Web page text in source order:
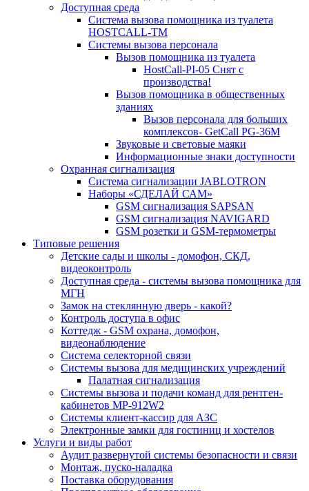
Доступная среда
Система вызова помощника из туалета
HOSTCALL-TM
Системы вызова персонала
Вызов помощника из туалета
HostCall-PI-05 Снят с
производства!
Вызов помощника в общественных
зданиях
Вызов персонала для больших
комплексов- GetCall PG-36M
Звуковые и световые маяки
Информационные знаки доступности
Охранная сигнализация
Система сигнализации JABLOTRON
Наборы «СДЕЛАЙ САМ»
GSM сигнализация SAPSAN
GSM сигнализация NAVIGARD
GSM розетки и GSM-термометры
Типовые решения
Детские сады и школы - домофон, СКД,
видеоконтроль
Доступная среда - системы вызова помощника для
МГН
Замок на стеклянную дверь - какой?
Контроль доступа в офис
Коттедж - GSM охрана, домофон,
видеонаблюдение
Система селекторной связи
Системы вызова для медицинских учреждений
Палатная сигнализация
Системы вызова и подачи команд для рентген-
кабинетов MP-912W2
Системы клиент-кассир для АЗС
Электронные замки для гостиниц и хостелов
Услуги и виды работ
Аудит развернутой системы безопасности и связи
Монтаж, пуско-наладка
Поставка оборудования